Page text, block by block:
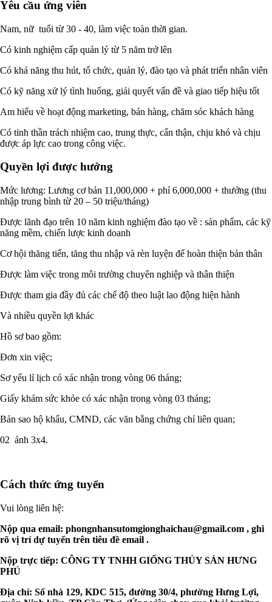
Yêu cầu ứng viên
Nam, nữ tuổi từ 30 - 40, làm việc toàn thời gian.
Có kinh nghiệm cấp quản lý từ 5 năm trở lên
Có khả năng thu hút, tổ chức, quản lý, đào tạo và phát triển nhân viên
Có kỹ năng xử lý tình huống, giải quyết vấn đề và giao tiếp hiệu tốt
Am hiểu về hoạt động marketing, bán hàng, chăm sóc khách hàng
Có tinh thần trách nhiệm cao, trung thực, cẩn thận, chịu khó và chịu
được áp lực cao trong công việc.
Quyền lợi được hưởng
Mức lương: Lương cơ bản 11,000,000 + phí 6,000,000 + thưởng (thu
nhập trung bình từ 20 – 50 triệu/tháng)
Được lãnh đạo trên 10 năm kinh nghiệm đào tạo về : sản phẩm, các kỹ
năng mềm, chiến lược kinh doanh
Cơ hội thăng tiến, tăng thu nhập và rèn luyện để hoàn thiện bản thân
Được làm việc trong môi trường chuyên nghiệp và thân thiện
Được tham gia đầy đủ các chế độ theo luật lao động hiện hành
Và nhiều quyền lợi khác
Hồ sơ bao gồm:
Đơn xin việc;
Sơ yếu lí lịch có xác nhận trong vòng 06 tháng;
Giấy khám sức khỏe có xác nhận trong vòng 03 tháng;
Bản sao hộ khẩu, CMND, các văn bằng chứng chỉ liên quan;
02 ảnh 3x4.
Cách thức ứng tuyển
Vui lòng liên hệ:
Nộp qua email: phongnhansutomgionghaichau@gmail.com , ghi
rõ vị trí dự tuyển trên tiêu đề email .
Nộp trực tiếp: CÔNG TY TNHH GIỐNG THỦY SẢN HƯNG
PHÚ
Địa chỉ: Số nhà 129, KDC 515, đường 30/4, phường Hưng Lợi,